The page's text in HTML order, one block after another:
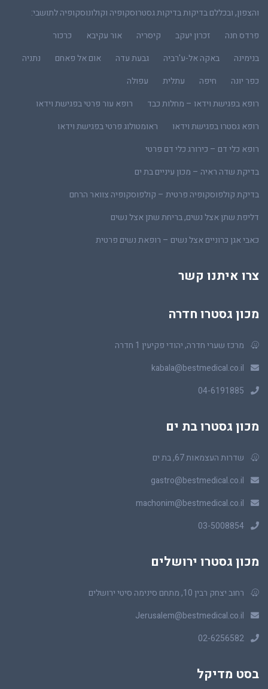
והצפון, ובכללם בדיקות בדיקות גסטרוסקופיה וקולונוסקופיה לתושבי:
פרדס חנה
זכרון יעקב קיסריה אור עקיבא
כרכור
בנימינה
באקה אל-ע'רביה גבעת עדה אום אל פאחם
נתניה
כפר יונה
חיפה עתלית
עפולה
רופא בפגישת וידאו – מחלות כבד
רופא עור פרטי בפגישת וידאו
רופא גסטרו בפגישת וידאו
ראומטולוג פרטי בפגישת וידאו
רופא כלי דם – כירורג כלי דם פרטי
בדיקת שדה ראיה – מכון עיניים בת ים
בדיקת קולפוסקופיה פרטית – קולפוסקופיה צוואר הרחם
דליפת שתן אצל נשים, בריחת שתן אצל נשים
כאבי אגן כרוניים אצל נשים – רופאת נשים פרטית
צרו איתנו קשר
מכון גסטרו חדרה
מרכז שערי חדרה, יהודי פקיעין 1 חדרה
kabala@bestmedical.co.il
04-6191885
מכון גסטרו בת ים
שדרות העצמאות 67, בת ים
gastro@bestmedical.co.il
machonim@bestmedical.co.il
03-5008854
מכון גסטרו ירושלים
רחוב יצחק רבין 10, מתחם סינימה סיטי ירושלים
Jerusalem@bestmedical.co.il
02-6256582
בסט מדיקל